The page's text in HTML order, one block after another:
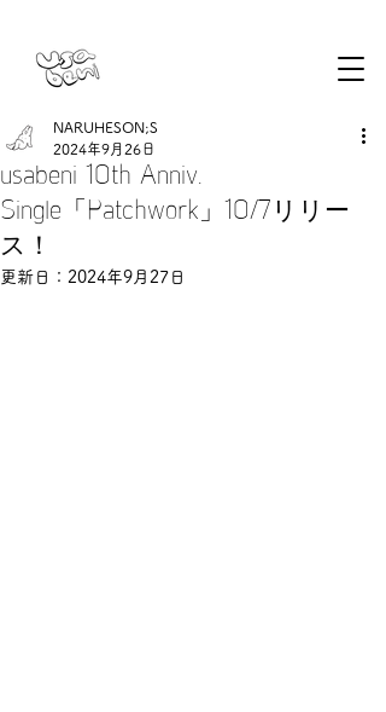
usabeni 10th Anniv.
Single「Patchwork」10/7リリー
ス！
NARUHESON;S
2024年9月26日
更新日： 2024年9月27日